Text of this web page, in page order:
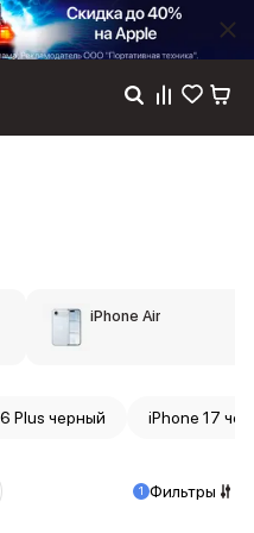
iPhone Air
Plus черный iPhone 17
1 Фильтры